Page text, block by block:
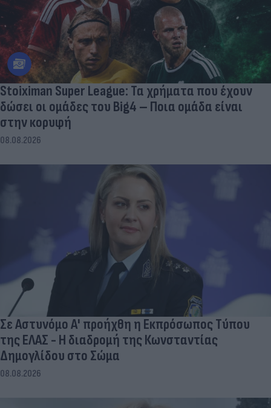
Stoiximan Super League: Τα χρήματα που έχουν
δώσει οι ομάδες του Big4 – Ποια ομάδα είναι
στην κορυφή
08.08.2026
Σε Αστυνόμο Α' προήχθη η Εκπρόσωπος Τύπου
της ΕΛΑΣ - Η διαδρομή της Κωνσταντίας
Δημογλίδου στο Σώμα
08.08.2026